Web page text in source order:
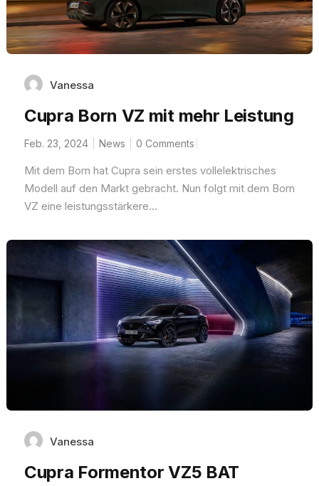
Vanessa
Cupra Born VZ mit mehr Leistung
Feb. 23, 2024 News 0 Comments
Mit dem Born hat Cupra sein erstes vollelektrisches
Modell auf den Markt gebracht. Nun folgt mit dem Born
VZ eine leistungsstärkere...
Vanessa
Cupra Formentor VZ5 BAT